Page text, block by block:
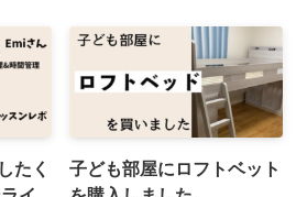
たく
子ども部屋にロフトベット